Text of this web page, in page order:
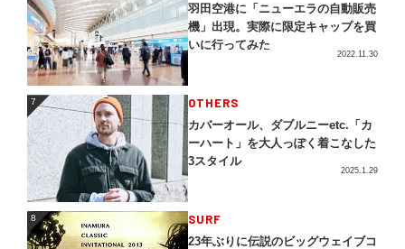
羽田空港に「ニューエラの自動販売
機」出現。実際に限定キャップを買
いに行ってみた
2022.11.30
7 OTHERS
カバーオール、ダブルニーetc.「カ
ーハート」を大人っぽく着こなした
3スタイル
2025.1.29
8 SURF
23年ぶりに伝説のビッグウェイブコ